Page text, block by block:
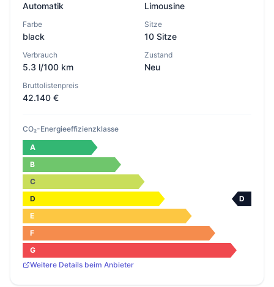
Automatik Limousine
Farbe
black
Sitze
10 Sitze
Verbrauch
5.3 l/100 km
Zustand
Neu
Bruttolistenpreis
42.140 €
CO₂-Energieeffizienzklasse
A
B
C
D
D
E
F
G
Weitere Details beim Anbieter